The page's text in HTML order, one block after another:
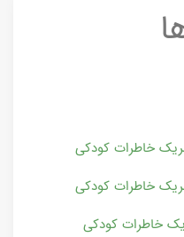
خاطرات کودکی
خاطرات کودکی
خاطرات کودکی